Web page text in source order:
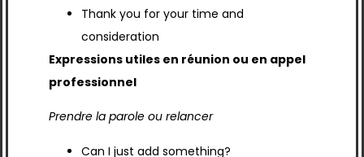
Thank you for your time and
consideration
Expressions utiles en réunion ou en appel
professionnel
Prendre la parole ou relancer
Can I just add something?